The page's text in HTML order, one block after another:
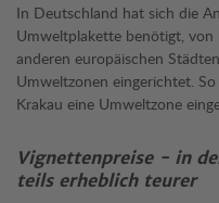
In Deutschland hat sich die
Umweltplakette benötigt,
anderen europäischen
Umweltzonen eingerichtet.
Krakau eine Umweltzone
Vignettenpreise - in
teils erheblich teurer